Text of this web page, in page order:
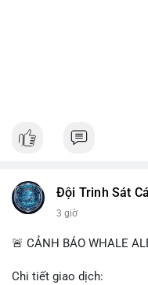
Đội Trinh Sát
3 giờ
🚨 CẢNH BÁO WHALE
Chi tiết giao dịch: